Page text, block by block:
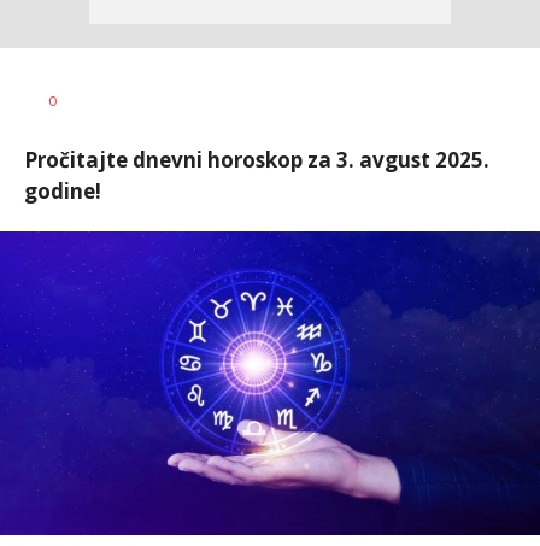
0
Pročitajte dnevni horoskop za 3. avgust 2025.
godine!